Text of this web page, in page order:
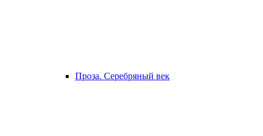
Проза. Серебряный век